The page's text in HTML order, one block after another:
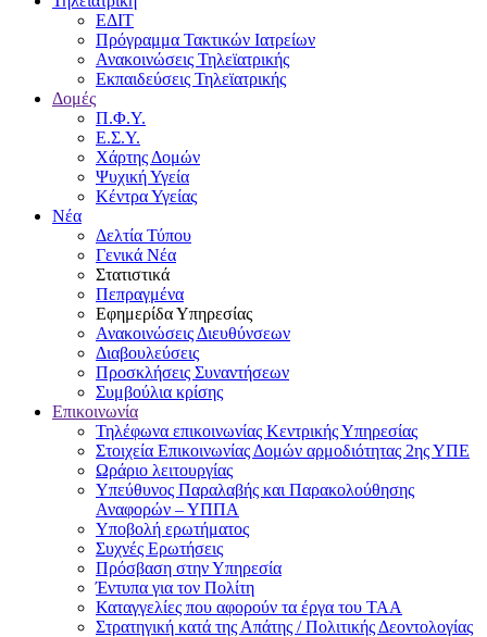
ΕΔΙΤ
Πρόγραμμα Τακτικών Ιατρείων
Ανακοινώσεις Τηλεϊατρικής
Εκπαιδεύσεις Τηλεϊατρικής
Δομές
Π.Φ.Υ.
Ε.Σ.Υ.
Χάρτης Δομών
Ψυχική Υγεία
Κέντρα Υγείας
Νέα
Δελτία Τύπου
Γενικά Νέα
Στατιστικά
Πεπραγμένα
Εφημερίδα Υπηρεσίας
Ανακοινώσεις Διευθύνσεων
Διαβουλεύσεις
Προσκλήσεις Συναντήσεων
Συμβούλια κρίσης
Επικοινωνία
Τηλέφωνα επικοινωνίας Κεντρικής Υπηρεσίας
Στοιχεία Επικοινωνίας Δομών αρμοδιότητας 2ης ΥΠΕ
Ωράριο λειτουργίας
Υπεύθυνος Παραλαβής και Παρακολούθησης
Αναφορών – ΥΠΠΑ
Υποβολή ερωτήματος
Συχνές Ερωτήσεις
Πρόσβαση στην Υπηρεσία
Έντυπα για τον Πολίτη
Καταγγελίες που αφορούν τα έργα του ΤΑΑ
Στρατηγική κατά της Απάτης / Πολιτικής Δεοντολογίας